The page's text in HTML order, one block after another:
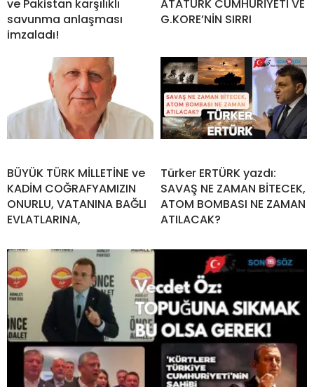
ve Pakistan karşılıklı
savunma anlaşması
imzaladı!
ATATÜRK CUMHURİYETİ VE
G.KORE’NİN SIRRI
BÜYÜK TÜRK MİLLETİNE ve
KADİM COĞRAFYAMIZIN
ONURLU, VATANINA BAĞLI
EVLATLARINA,
Türker ERTÜRK yazdı:
SAVAŞ NE ZAMAN BİTECEK,
ATOM BOMBASI NE ZAMAN
ATILACAK?